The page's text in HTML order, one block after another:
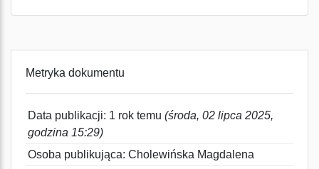
Metryka dokumentu
Data publikacji: 1 rok temu (środa, 02 lipca 2025,
godzina 15:29)
Osoba publikująca: Cholewińska Magdalena